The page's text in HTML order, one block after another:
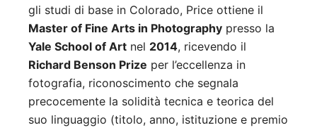
gli studi di base in Colorado, Price ottiene il
Master of Fine Arts in Photography presso la
Yale School of Art nel 2014, ricevendo il
Richard Benson Prize per l’eccellenza in
fotografia, riconoscimento che segnala
precocemente la solidità tecnica e teorica del
suo linguaggio (titolo, anno, istituzione e premio